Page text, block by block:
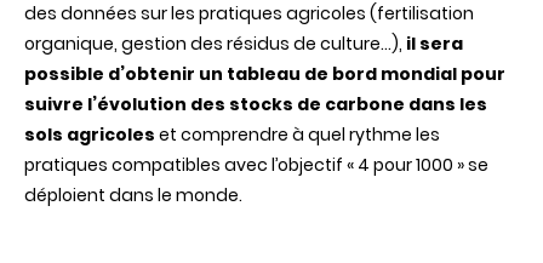
des données sur les pratiques agricoles (fertilisation
organique, gestion des résidus de culture…), il sera
possible d’obtenir un tableau de bord mondial pour
suivre l’évolution des stocks de carbone dans les
sols agricoles et comprendre à quel rythme les
pratiques compatibles avec l’objectif « 4 pour 1000 » se
déploient dans le monde.